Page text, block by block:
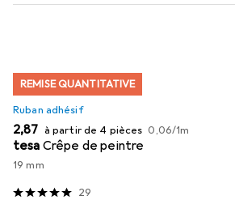
REMISE QUANTITATIVE
Ruban adhésif
EUR
2,87 à partir de 4 pièces EUR
0,06/1m
tesa Crêpe de peintre
19 mm
29